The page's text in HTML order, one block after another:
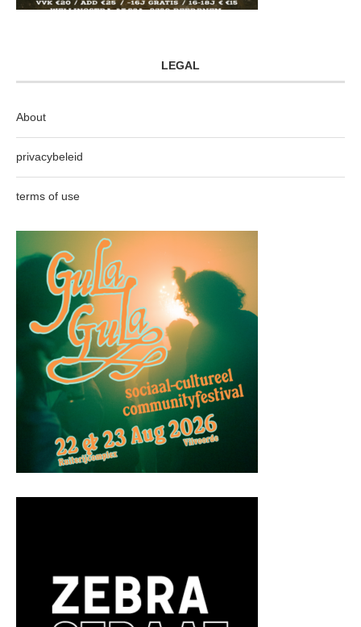
LEGAL
About
privacybeleid
terms of use